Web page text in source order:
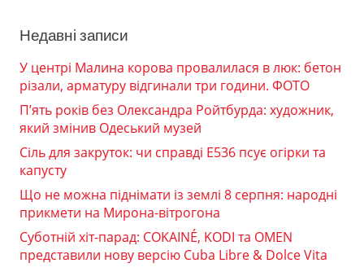
Недавні записи
У центрі Малина корова провалилася в люк: бетон
різали, арматуру відгинали три години. ФОТО
П’ять років без Олександра Ройтбурда: художник,
який змінив Одеський музей
Сіль для закруток: чи справді Е536 псує огірки та
капусту
Що не можна піднімати із землі 8 серпня: народні
прикмети на Мирона-вітрогона
Суботній хіт-парад: COKAINÉ, KODI та OMEN
представили нову версію Cuba Libre & Dolce Vita